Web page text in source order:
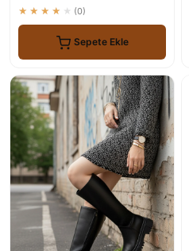
★★★★★ (0)
Sepete Ekle